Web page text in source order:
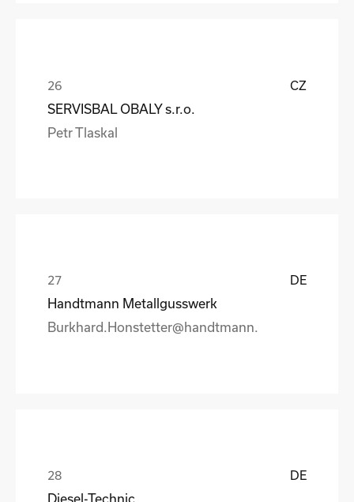
CZ
SERVISBAL OBALY s.r.o.
Petr Tlaskal
DE
Handtmann Metallgusswerk
Burkhard.Honstetter@handtmann.
DE
Diesel-Technic